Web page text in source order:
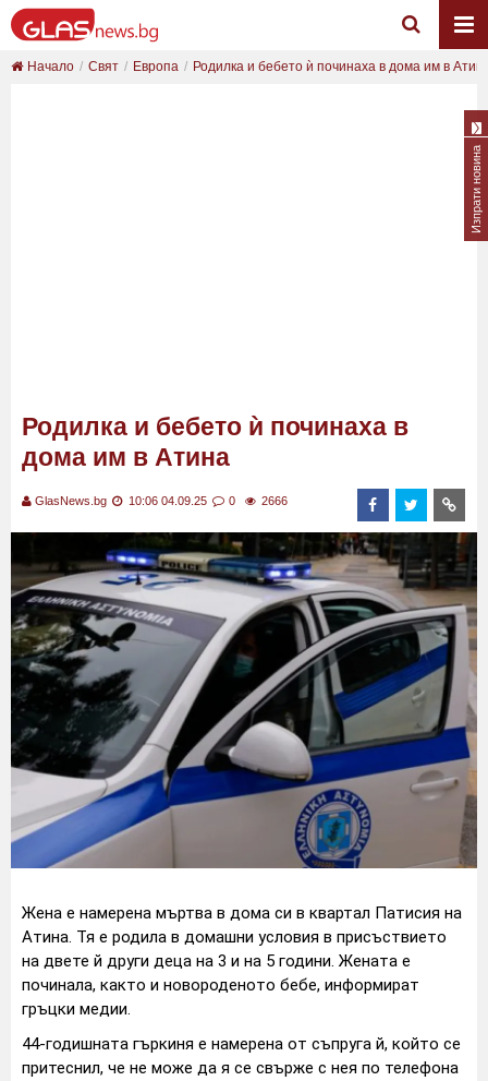
Начало Свят Европа Родилка и бебето ѝ починаха в дома им в
Родилка и бебето ѝ починаха в
дома им в Атина
GlasNews.bg 10:06 04.09.25 0 2666
Жена е намерена мъртва в дома си в квартал Патисия на
Атина. Тя е родила в домашни условия в присъствието
на двете й други деца на 3 и на 5 години. Жената е
починала, както и новороденото бебе, информират
гръцки медии.
44-годишната гъркиня е намерена от съпруга й, който се
притеснил, че не може да я се свърже с нея по телефона
Изпрати новина